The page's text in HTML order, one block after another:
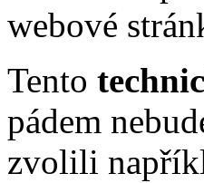
webové
Tento
pádem
zvolili